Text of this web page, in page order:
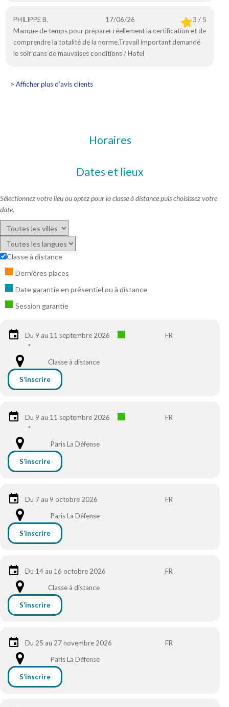
PHILIPPE B. 17/06/26
3 / 5
Manque de temps pour préparer réellement la certification et de
comprendre la totalité de la norme.Travail important demandé
le soir dans de mauvaises conditions / Hotel
> Afficher plus d’avis clients
Horaires
Dates et lieux
Sélectionnez votre lieu ou optez pour la classe à distance puis choisissez votre
date.
Classe à distance
Dernières places
Date garantie en présentiel ou à distance
Session garantie
Du 9 au 11 septembre 2026
*
FR
Classe à distance
S’inscrire
Du 9 au 11 septembre 2026
*
FR
Paris La Défense
S’inscrire
Du 7 au 9 octobre 2026
FR
Paris La Défense
S’inscrire
Du 14 au 16 octobre 2026
FR
Classe à distance
S’inscrire
Du 25 au 27 novembre 2026
FR
Paris La Défense
S’inscrire